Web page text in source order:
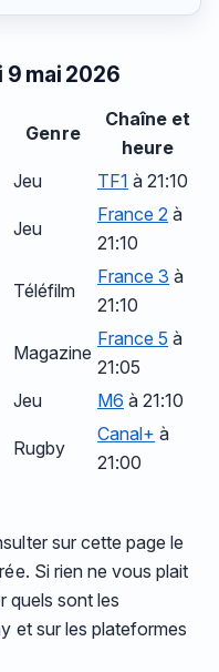
9 mai 2026
Genre
Chaîne et
heure
Jeu TF1 à 21:10
Jeu
France 2 à
21:10
Téléfilm
France 3 à
21:10
Magazine
France 5 à
21:05
Jeu M6 à 21:10
Rugby
Canal+ à
21:00
sur cette page le
Si rien ne vous plait
quels sont les
et sur les plateformes